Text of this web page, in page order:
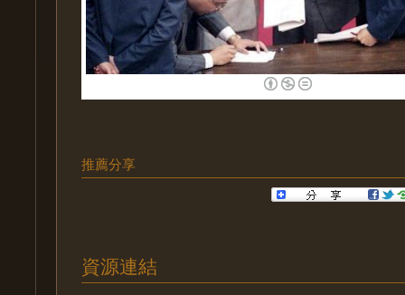
推薦分享
資源連結